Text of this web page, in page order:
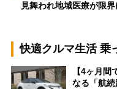
見舞われ地域医療が限
快適クルマ生活 乗
【4ヶ月
なる「航